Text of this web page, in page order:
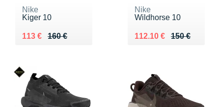
Nike
Kiger 10
160 €
Au lieu de 160 €
113 €
Vendu 113 €
Nike
Wildhorse 10
150 €
Au lieu de 150 €
112.10 €
Vendu 112.10 €